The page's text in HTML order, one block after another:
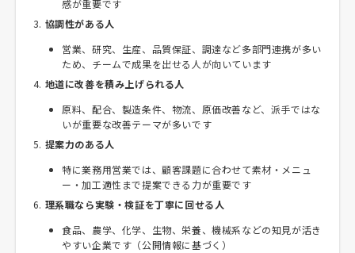
感が重要です
協調性がある人
営業、研究、生産、品質保証、調達など多部門連携が多い
ため、チームで成果を出せる人が向いています
地道に改善を積み上げられる人
原料、配合、製造条件、物流、原価改善など、派手ではな
いが重要な改善テーマが多いです
提案力のある人
特に業務用営業では、顧客課題に合わせて素材・メニュ
ー・加工適性まで提案できる力が重要です
理系職なら実験・検証を丁寧に回せる人
食品、農学、化学、生物、栄養、機械系などの知見が活き
やすい企業です（公開情報に基づく）